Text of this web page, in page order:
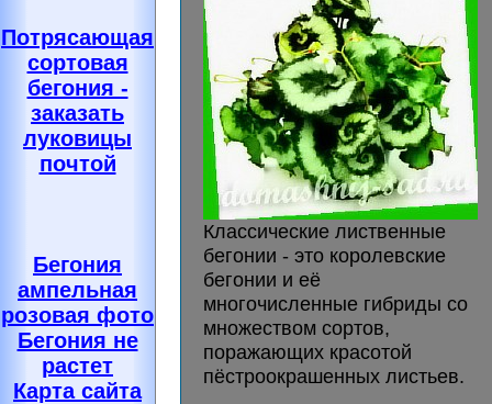
Потрясающая
сортовая
бегония -
заказать
луковицы
почтой
Бегония
ампельная
розовая фото
Бегония не
растет
Карта сайта
Классические лиственные
бегонии - это королевские
бегонии и её
многочисленные гибриды со
множеством сортов,
поражающих красотой
пёстроокрашенных листьев.